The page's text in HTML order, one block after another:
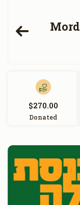
$270.00
Donated